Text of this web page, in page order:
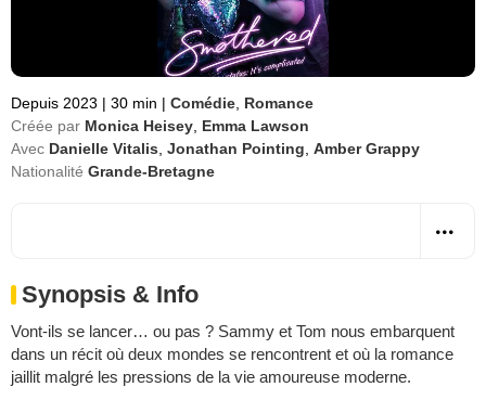
Depuis 2023 | 30 min | Comédie Romance
Créée par Monica Heisey Emma Lawson
Avec Danielle Vitalis Jonathan Pointing Amber Grappy
Nationalité Grande-Bretagne
Synopsis & Info
Vont-ils se lancer… ou pas ? Sammy et Tom nous embarquent
dans un récit où deux mondes se rencontrent et où la romance
jaillit malgré les pressions de la vie amoureuse moderne.